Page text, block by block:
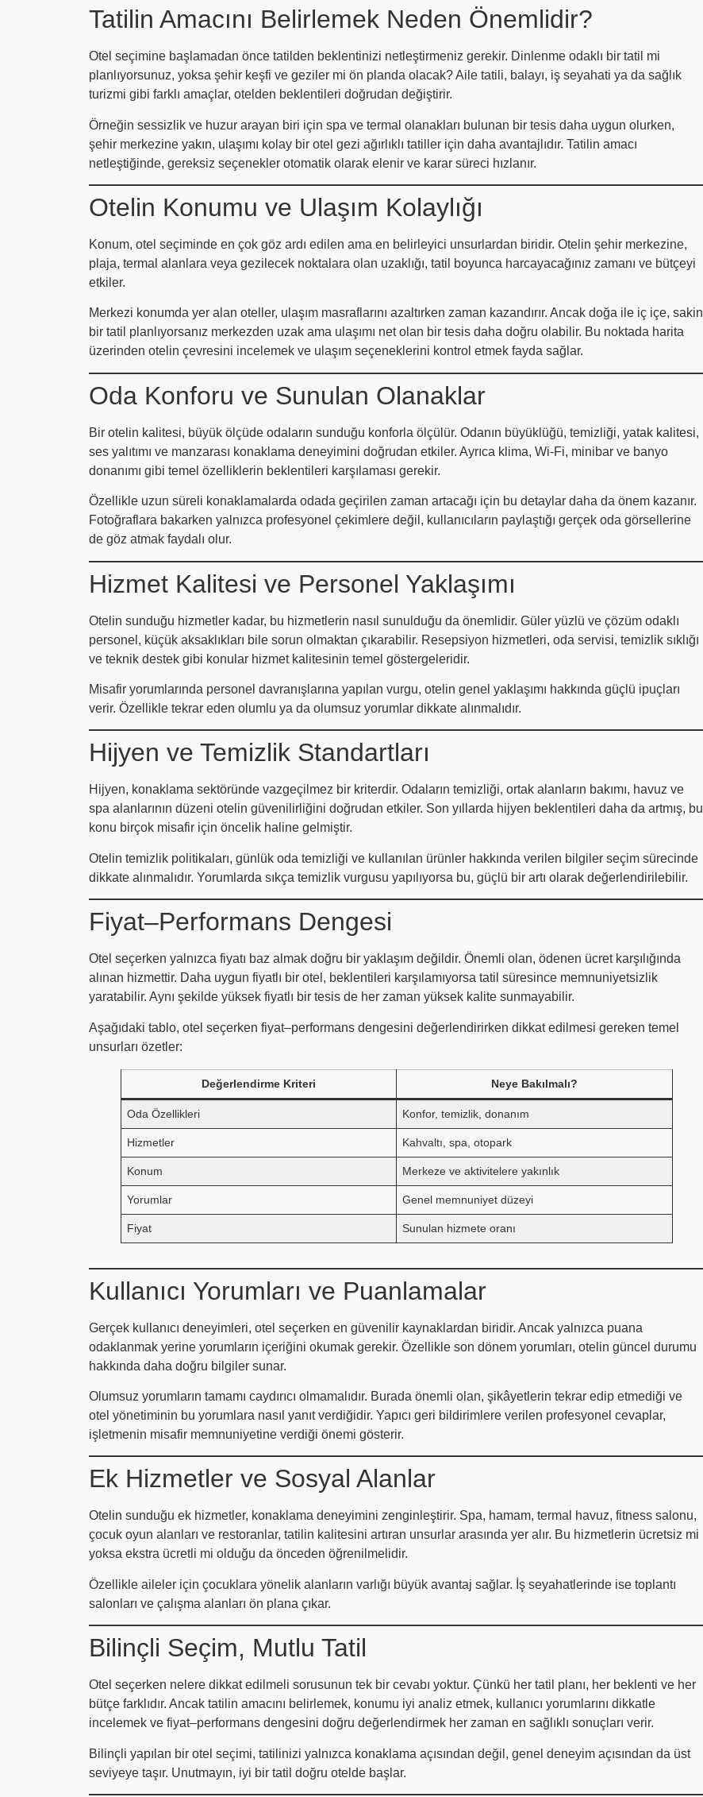
Tatilin Amacını Belirlemek Neden Önemlidir?
Otel seçimine başlamadan önce tatilden beklentinizi netleştirmeniz gerekir. Dinlenme odaklı bir tatil mi
planlıyorsunuz, yoksa şehir keşfi ve geziler mi ön planda olacak? Aile tatili, balayı, iş seyahati ya da sağlık
turizmi gibi farklı amaçlar, otelden beklentileri doğrudan değiştirir.
Örneğin sessizlik ve huzur arayan biri için spa ve termal olanakları bulunan bir tesis daha uygun olurken,
şehir merkezine yakın, ulaşımı kolay bir otel gezi ağırlıklı tatiller için daha avantajlıdır. Tatilin amacı
netleştiğinde, gereksiz seçenekler otomatik olarak elenir ve karar süreci hızlanır.
Otelin Konumu ve Ulaşım Kolaylığı
Konum, otel seçiminde en çok göz ardı edilen ama en belirleyici unsurlardan biridir. Otelin şehir merkezine,
plaja, termal alanlara veya gezilecek noktalara olan uzaklığı, tatil boyunca harcayacağınız zamanı ve bütçeyi
etkiler.
Merkezi konumda yer alan oteller, ulaşım masraflarını azaltırken zaman kazandırır. Ancak doğa ile iç içe, sakin
bir tatil planlıyorsanız merkezden uzak ama ulaşımı net olan bir tesis daha doğru olabilir. Bu noktada harita
üzerinden otelin çevresini incelemek ve ulaşım seçeneklerini kontrol etmek fayda sağlar.
Oda Konforu ve Sunulan Olanaklar
Bir otelin kalitesi, büyük ölçüde odaların sunduğu konforla ölçülür. Odanın büyüklüğü, temizliği, yatak kalitesi,
ses yalıtımı ve manzarası konaklama deneyimini doğrudan etkiler. Ayrıca klima, Wi-Fi, minibar ve banyo
donanımı gibi temel özelliklerin beklentileri karşılaması gerekir.
Özellikle uzun süreli konaklamalarda odada geçirilen zaman artacağı için bu detaylar daha da önem kazanır.
Fotoğraflara bakarken yalnızca profesyonel çekimlere değil, kullanıcıların paylaştığı gerçek oda görsellerine
de göz atmak faydalı olur.
Hizmet Kalitesi ve Personel Yaklaşımı
Otelin sunduğu hizmetler kadar, bu hizmetlerin nasıl sunulduğu da önemlidir. Güler yüzlü ve çözüm odaklı
personel, küçük aksaklıkları bile sorun olmaktan çıkarabilir. Resepsiyon hizmetleri, oda servisi, temizlik sıklığı
ve teknik destek gibi konular hizmet kalitesinin temel göstergeleridir.
Misafir yorumlarında personel davranışlarına yapılan vurgu, otelin genel yaklaşımı hakkında güçlü ipuçları
verir. Özellikle tekrar eden olumlu ya da olumsuz yorumlar dikkate alınmalıdır.
Hijyen ve Temizlik Standartları
Hijyen, konaklama sektöründe vazgeçilmez bir kriterdir. Odaların temizliği, ortak alanların bakımı, havuz ve
spa alanlarının düzeni otelin güvenilirliğini doğrudan etkiler. Son yıllarda hijyen beklentileri daha da artmış, bu
konu birçok misafir için öncelik haline gelmiştir.
Otelin temizlik politikaları, günlük oda temizliği ve kullanılan ürünler hakkında verilen bilgiler seçim sürecinde
dikkate alınmalıdır. Yorumlarda sıkça temizlik vurgusu yapılıyorsa bu, güçlü bir artı olarak değerlendirilebilir.
Fiyat–Performans Dengesi
Otel seçerken yalnızca fiyatı baz almak doğru bir yaklaşım değildir. Önemli olan, ödenen ücret karşılığında
alınan hizmettir. Daha uygun fiyatlı bir otel, beklentileri karşılamıyorsa tatil süresince memnuniyetsizlik
yaratabilir. Aynı şekilde yüksek fiyatlı bir tesis de her zaman yüksek kalite sunmayabilir.
Aşağıdaki tablo, otel seçerken fiyat–performans dengesini değerlendirirken dikkat edilmesi gereken temel
unsurları özetler:
Değerlendirme Kriteri Neye Bakılmalı?
Oda Özellikleri Konfor, temizlik, donanım
Hizmetler Kahvaltı, spa, otopark
Konum Merkeze ve aktivitelere yakınlık
Yorumlar Genel memnuniyet düzeyi
Fiyat Sunulan hizmete oranı
Kullanıcı Yorumları ve Puanlamalar
Gerçek kullanıcı deneyimleri, otel seçerken en güvenilir kaynaklardan biridir. Ancak yalnızca puana
odaklanmak yerine yorumların içeriğini okumak gerekir. Özellikle son dönem yorumları, otelin güncel durumu
hakkında daha doğru bilgiler sunar.
Olumsuz yorumların tamamı caydırıcı olmamalıdır. Burada önemli olan, şikâyetlerin tekrar edip etmediği ve
otel yönetiminin bu yorumlara nasıl yanıt verdiğidir. Yapıcı geri bildirimlere verilen profesyonel cevaplar,
işletmenin misafir memnuniyetine verdiği önemi gösterir.
Ek Hizmetler ve Sosyal Alanlar
Otelin sunduğu ek hizmetler, konaklama deneyimini zenginleştirir. Spa, hamam, termal havuz, fitness salonu,
çocuk oyun alanları ve restoranlar, tatilin kalitesini artıran unsurlar arasında yer alır. Bu hizmetlerin ücretsiz mi
yoksa ekstra ücretli mi olduğu da önceden öğrenilmelidir.
Özellikle aileler için çocuklara yönelik alanların varlığı büyük avantaj sağlar. İş seyahatlerinde ise toplantı
salonları ve çalışma alanları ön plana çıkar.
Bilinçli Seçim, Mutlu Tatil
Otel seçerken nelere dikkat edilmeli sorusunun tek bir cevabı yoktur. Çünkü her tatil planı, her beklenti ve her
bütçe farklıdır. Ancak tatilin amacını belirlemek, konumu iyi analiz etmek, kullanıcı yorumlarını dikkatle
incelemek ve fiyat–performans dengesini doğru değerlendirmek her zaman en sağlıklı sonuçları verir.
Bilinçli yapılan bir otel seçimi, tatilinizi yalnızca konaklama açısından değil, genel deneyim açısından da üst
seviyeye taşır. Unutmayın, iyi bir tatil doğru otelde başlar.